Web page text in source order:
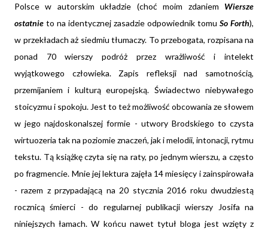
Polsce w autorskim układzie (choć moim zdaniem Wiersze
ostatnie to na identycznej zasadzie odpowiednik tomu So Forth),
w przekładach aż siedmiu tłumaczy. To przebogata, rozpisana na
ponad 70 wierszy podróż przez wrażliwość i intelekt
wyjątkowego człowieka. Zapis refleksji nad samotnością,
przemijaniem i kulturą europejską. Świadectwo niebywałego
stoicyzmu i spokoju. Jest to też możliwość obcowania ze słowem
w jego najdoskonalszej formie - utwory Brodskiego to czysta
wirtuozeria tak na poziomie znaczeń, jak i melodii, intonacji, rytmu
tekstu. Tą książkę czyta się na raty, po jednym wierszu, a często
po fragmencie. Mnie jej lektura zajęła 14 miesięcy i zainspirowała
- razem z przypadającą na 20 stycznia 2016 roku dwudziestą
rocznicą śmierci - do regularnej publikacji wierszy Josifa na
niniejszych łamach. W końcu nawet tytuł bloga jest wzięty z